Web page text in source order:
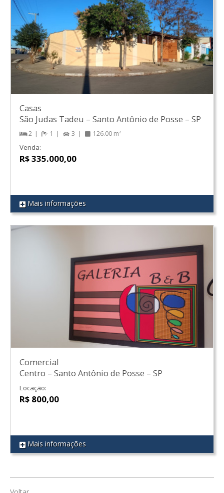
REF 114
Casas
São Judas Tadeu – Santo Antônio de Posse – SP
2 1 3 126.00 m²
Venda:
R$ 335.000,00
Mais informações
REF 92
Comercial
Centro – Santo Antônio de Posse – SP
Locação:
R$ 800,00
Mais informações